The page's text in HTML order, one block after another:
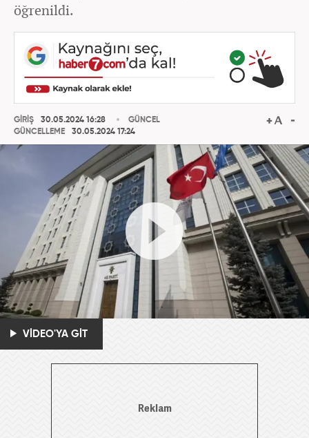
öğrenildi.
GİRİŞ
30.05.2024 16:28
GÜNCELLEME
30.05.2024 17:24
GÜNCEL
VİDEO'YA GİT